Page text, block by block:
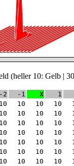
(heller 10: Gelb |
-1 X 1
10 10 10 10
10 10 10 10
10 10 10 10
10 10 10 10
10 10 10 10
10 10 10 10
10 10 10 10